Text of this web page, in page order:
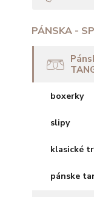
PÁNSKA -
boxerky
slipy
klasické
pánske